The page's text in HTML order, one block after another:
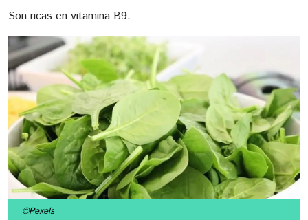
Son ricas en vitamina B9.
©Pexels